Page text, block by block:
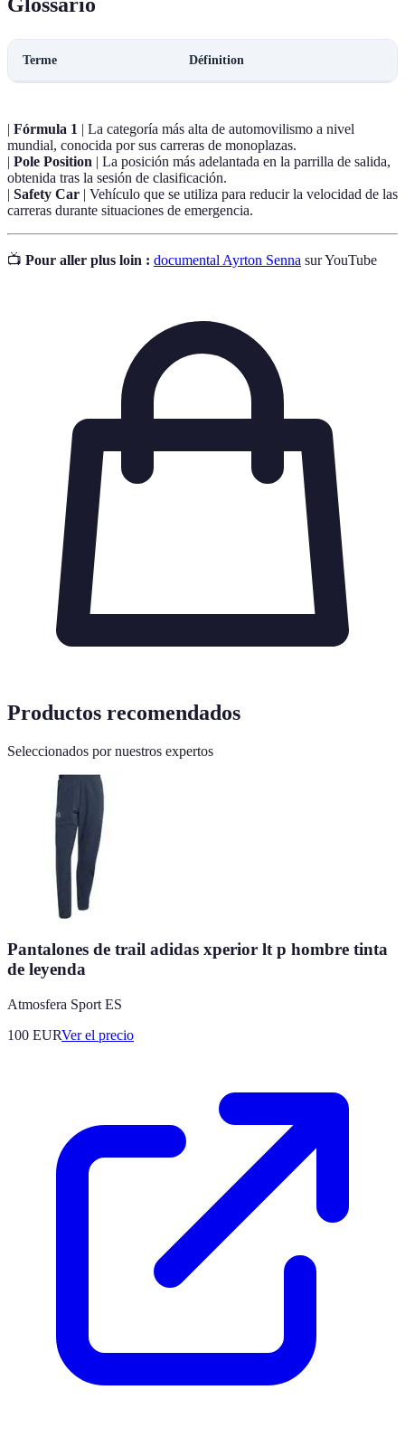
Glossario
Terme Définition
| Fórmula 1 | La categoría más alta de automovilismo a nivel
mundial, conocida por sus carreras de monoplazas.
| Pole Position | La posición más adelantada en la parrilla de salida,
obtenida tras la sesión de clasificación.
| Safety Car | Vehículo que se utiliza para reducir la velocidad de las
carreras durante situaciones de emergencia.
📺 Pour aller plus loin : documental Ayrton Senna sur YouTube
Productos recomendados
Seleccionados por nuestros expertos
Pantalones de trail adidas xperior lt p hombre tinta
de leyenda
Atmosfera Sport ES
100 EURVer el precio